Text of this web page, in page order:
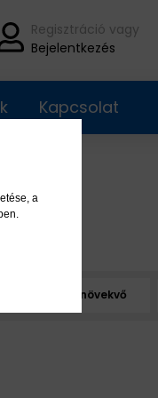
a
Regisztráció vagy
Bejelentkezés
Kapcsolat